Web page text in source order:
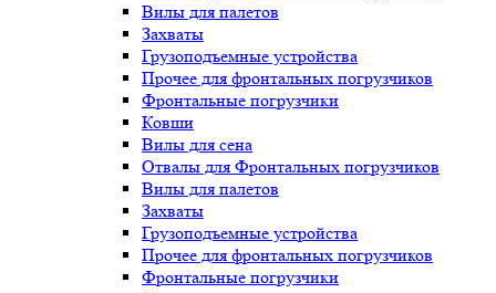
Вилы для палетов
Захваты
Грузоподъемные устройства
Прочее для фронтальных погрузчиков
Фронтальные погрузчики
Ковши
Вилы для сена
Отвалы для Фронтальных погрузчиков
Вилы для палетов
Захваты
Грузоподъемные устройства
Прочее для фронтальных погрузчиков
Фронтальные погрузчики